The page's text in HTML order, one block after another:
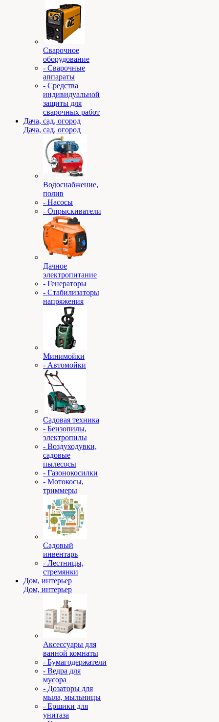
Сварочное
оборудование
- Сварочные
аппараты
- Средства
индивидуальной
защиты для
сварочных работ
Дача, сад, огород
Дача, сад, огород
Водоснабжение,
полив
- Насосы
- Опрыскиватели
Дачное
электропитание
- Генераторы
- Стабилизаторы
напряжения
Минимойки
- Автомойки
Садовая техника
- Бензопилы,
электропилы
- Воздуходувки,
садовые
пылесосы
- Газонокосилки
- Мотокосы,
триммеры
Садовый
инвентарь
- Лестницы,
стремянки
Дом, интерьер
Дом, интерьер
Аксессуары для
ванной комнаты
- Бумагодержатели
- Ведра для
мусора
- Дозаторы для
мыла, мыльницы
- Ершики для
унитаза